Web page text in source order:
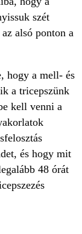
szét
alsó ponton a
hogy a mell- és
a tricepszünk
kell venni a
és hogy mit
48 órát